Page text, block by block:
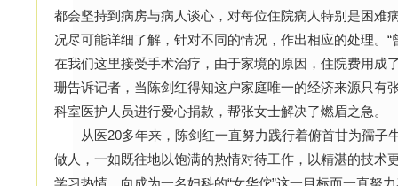
都会坚持到病房与病人谈心，对每位住院病人特别是困难
况尽可能详细了解，针对不同的情况，作出相应的处理。
在我们这里接受手术治疗，由于家境的原因，住院费用成
珊告诉记者，当陈剑红得知这户家庭唯一的经济来源只有
科室医护人员进行爱心捐款，帮张女士解决了燃眉之急。
从医20多年来，陈剑红一直努力践行着俯首甘为孺子
做人，一如既往地以饱满的热情对待工作，以精湛的技术
学习热情，向成为一名妇科的“女华佗”这一目标而一直努